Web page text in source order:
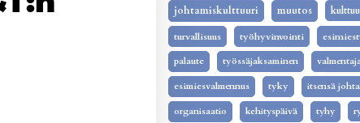
johtamiskulttuuri
muutos
turvallisuus
työhyvinvointi
palaute työssäjaksaminen
esimiesvalmennus tyky itsensä
organisaatio kehityspäivä tyhy